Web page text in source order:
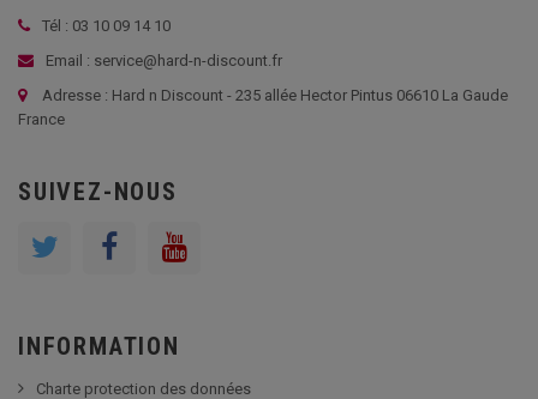
Tél : 03 10 09 14 10
Email : service@hard-n-discount.fr
Adresse : Hard n Discount - 235 allée Hector Pintus 06610 La Gaude
France
SUIVEZ-NOUS
INFORMATION
Charte protection des données